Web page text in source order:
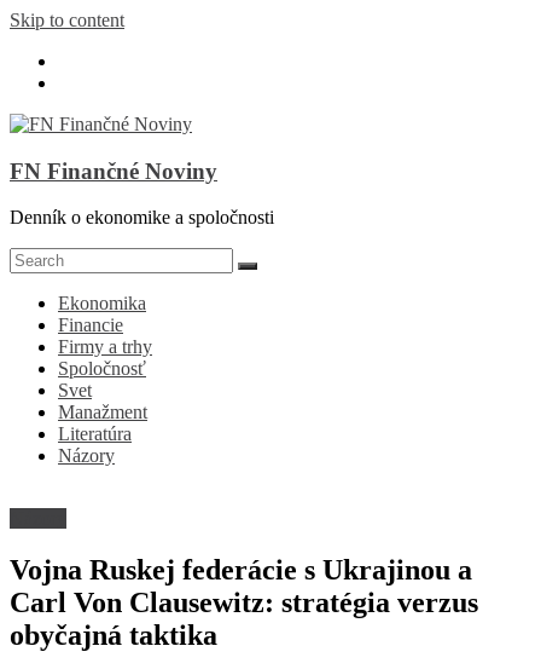
Skip to content
FN Finančné Noviny
Denník o ekonomike a spoločnosti
Ekonomika
Financie
Firmy a trhy
Spoločnosť
Svet
Manažment
Literatúra
Názory
Vojna Ruskej federácie s Ukrajinou a
Carl Von Clausewitz: stratégia verzus
obyčajná taktika